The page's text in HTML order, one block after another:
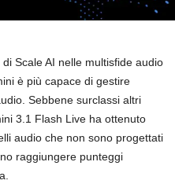
Scale AI nelle multisfide audio
è più capace di gestire
Sebbene surclassi altri
3.1 Flash Live ha ottenuto
audio che non sono progettati
raggiungere punteggi